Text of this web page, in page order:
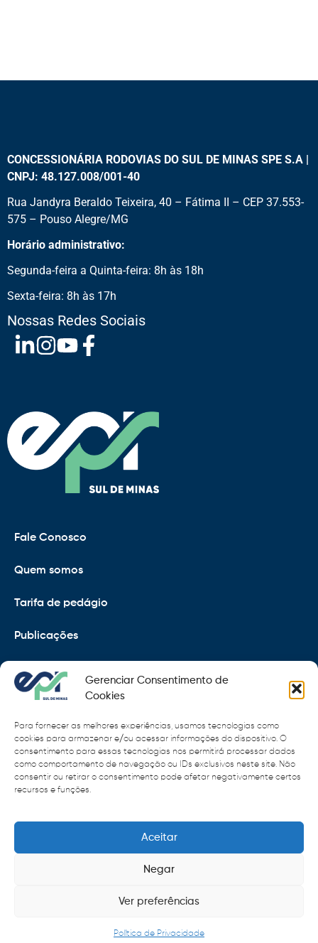
Gerenciar Consentimento de
Cookies
Para fornecer as melhores experiências, usamos tecnologias como
cookies para armazenar e/ou acessar informações do dispositivo. O
consentimento para essas tecnologias nos permitirá processar dados
como comportamento de navegação ou IDs exclusivos neste site. Não
consentir ou retirar o consentimento pode afetar negativamente certos
recursos e funções.
Aceitar
Negar
Ver preferências
Política de Privacidade
CONCESSIONÁRIA RODOVIAS DO SUL DE MINAS SPE S.A |
CNPJ: 48.127.008/001-40
Rua Jandyra Beraldo Teixeira, 40 – Fátima II – CEP 37.553-
575 – Pouso Alegre/MG
Horário administrativo:
Segunda-feira a Quinta-feira: 8h às 18h
Sexta-feira: 8h às 17h
Nossas Redes Sociais
Fale Conosco
Quem somos
Tarifa de pedágio
Publicações
EPR
Copyright 2021 © 2026 Grupo EPR - Todos Os Direitos
Código de Defesa do Consumidor
Política de Cookies
Menu rápido